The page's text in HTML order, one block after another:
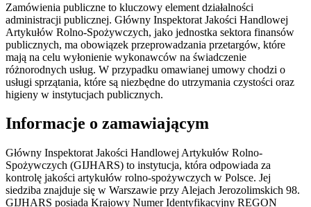
Zamówienia publiczne to kluczowy element działalności
administracji publicznej. Główny Inspektorat Jakości Handlowej
Artykułów Rolno-Spożywczych, jako jednostka sektora finansów
publicznych, ma obowiązek przeprowadzania przetargów, które
mają na celu wyłonienie wykonawców na świadczenie
różnorodnych usług. W przypadku omawianej umowy chodzi o
usługi sprzątania, które są niezbędne do utrzymania czystości oraz
higieny w instytucjach publicznych.
Informacje o zamawiającym
Główny Inspektorat Jakości Handlowej Artykułów Rolno-
Spożywczych (GIJHARS) to instytucja, która odpowiada za
kontrolę jakości artykułów rolno-spożywczych w Polsce. Jej
siedziba znajduje się w Warszawie przy Alejach Jerozolimskich 98.
GIJHARS posiada Krajowy Numer Identyfikacyjny REGON